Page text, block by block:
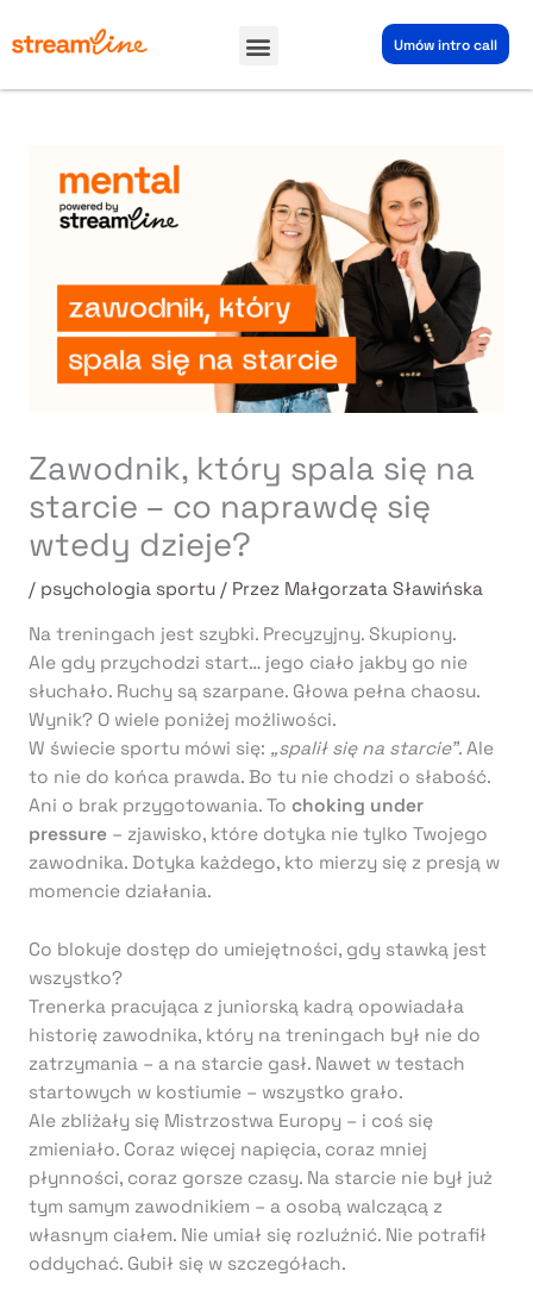
do
Menu Umów intro call
Zawodnik, który spala się na
starcie – co naprawdę się
wtedy dzieje?
/ psychologia sportu/ Przez Małgorzata Sławińska
Na treningach jest szybki. Precyzyjny. Skupiony.
Ale gdy przychodzi start… jego ciało jakby go nie
słuchało. Ruchy są szarpane. Głowa pełna chaosu.
Wynik? O wiele poniżej możliwości.
W świecie sportu mówi się: „spalił się na starcie”. Ale
to nie do końca prawda. Bo tu nie chodzi o słabość.
Ani o brak przygotowania. To choking under
pressure– zjawisko, które dotyka nie tylko Twojego
zawodnika. Dotyka każdego, kto mierzy się z presją w
momencie działania.
Co blokuje dostęp do umiejętności, gdy stawką jest
wszystko?
Trenerka pracująca z juniorską kadrą opowiadała
historię zawodnika, który na treningach był nie do
zatrzymania – a na starcie gasł. Nawet w testach
startowych w kostiumie – wszystko grało.
Ale zbliżały się Mistrzostwa Europy – i coś się
zmieniało. Coraz więcej napięcia, coraz mniej
płynności, coraz gorsze czasy. Na starcie nie był już
tym samym zawodnikiem – a osobą walczącą z
własnym ciałem. Nie umiał się rozluźnić. Nie potrafił
oddychać. Gubił się w szczegółach.